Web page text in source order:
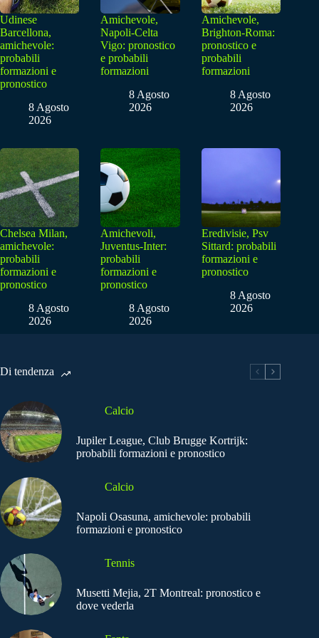
Udinese
Barcellona,
amichevole:
probabili
formazioni e
pronostico
8 Agosto
2026
Amichevole,
Napoli-Celta
Vigo: pronostico
e probabili
formazioni
8 Agosto
2026
Amichevole,
Brighton-Roma:
pronostico e
probabili
formazioni
8 Agosto
2026
Chelsea Milan,
amichevole:
probabili
formazioni e
pronostico
8 Agosto
2026
Amichevoli,
Juventus-Inter:
probabili
formazioni e
pronostico
8 Agosto
2026
Eredivisie, Psv
Sittard: probabili
formazioni e
pronostico
8 Agosto
2026
Di tendenza
Calcio
Jupiler League, Club Brugge Kortrijk:
probabili formazioni e pronostico
Calcio
Napoli Osasuna, amichevole: probabili
formazioni e pronostico
Tennis
Musetti Mejia, 2T Montreal: pronostico e
dove vederla